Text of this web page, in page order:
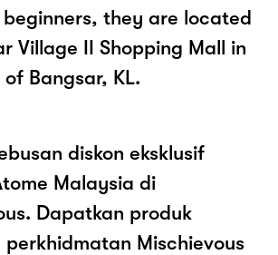
they are located
Village II Shopping Mall in
Bangsar, KL.
diskon eksklusif
Malaysia di
Dapatkan produk
Mischievous